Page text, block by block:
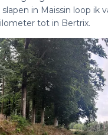
in Maissin loop ik
tot in Bertrix.